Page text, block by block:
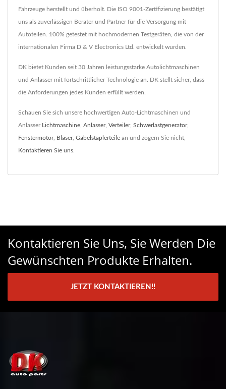
Fahrzeuge herstellt und überholt. Die ISO 9001-Zertifizierung bestätigt
uns als zuverlässigen Berater und Partner für die Versorgung mit
Autoteilen. 100% getestet mit hochmodernen Testgeräten, die von der
internationalen Firma D & V Electronics Ltd. entwickelt wurden.
DK bietet Kunden seit 30 Jahren leistungsstarke Autolichtmaschinen
und Anlasser mit fortschrittlicher Technologie an. DK stellt sicher, dass
die Anforderungen jedes Kunden erfüllt werden.
Schauen Sie sich unsere hochwertigen Auto-Lichtmaschinen und
Anlasser Lichtmaschine Anlasser, Verteiler, Schwerlastgenerator,
Fenstermotor, Bläser, Gabelstaplerteile an und zögern Sie nicht,
Kontaktieren Sie uns
Kontaktieren Sie Uns, Sie Werden Die
Gewünschten Produkte Erhalten.
JETZT KONTAKTIEREN!!